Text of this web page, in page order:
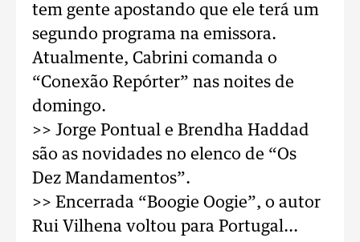
tem gente apostando que ele terá um
segundo programa na emissora.
Atualmente, Cabrini comanda o
“Conexão Repórter” nas noites de
domingo.
>> Jorge Pontual e Brendha Haddad
são as novidades no elenco de “Os
Dez Mandamentos”.
>> Encerrada “Boogie Oogie”, o autor
Rui Vilhena voltou para Portugal...